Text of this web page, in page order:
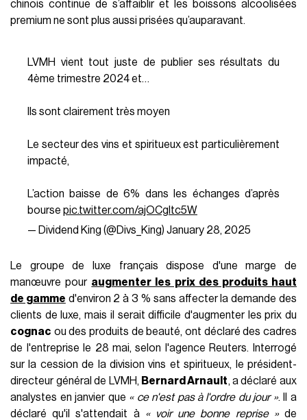
chinois continue de s’affaiblir et les boissons alcoolisées
premium ne sont plus aussi prisées qu’auparavant.
LVMH vient tout juste de publier ses résultats du
4ème trimestre 2024 et…
Ils sont clairement très moyen
Le secteur des vins et spiritueux est particulièrement
impacté,
L’action baisse de 6% dans les échanges d’après
bourse pic.twitter.com/ajOCgltc5W
— Dividend King (@Divs_King) January 28, 2025
Le groupe de luxe français dispose d'une marge de
manœuvre pour augmenter les prix des produits haut
de gamme d'environ 2 à 3 % sans affecter la demande des
clients de luxe, mais il serait difficile d'augmenter les prix du
cognac ou des produits de beauté, ont déclaré des cadres
de l'entreprise le 28 mai, selon l'agence Reuters. Interrogé
sur la cession de la division vins et spiritueux, le président-
directeur général de LVMH, Bernard Arnault, a déclaré aux
analystes en janvier que « ce n'est pas à l'ordre du jour ». Il a
déclaré qu'il s'attendait à « voir une bonne reprise »de